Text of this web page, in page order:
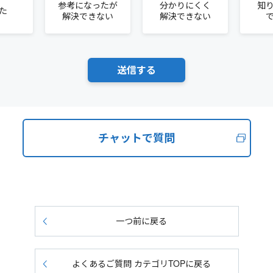
参考になったが
解決できない
分かりにくく
解決できない
知
チャットで質問
一つ前に戻る
よくあるご質問 カテゴリTOPに戻る